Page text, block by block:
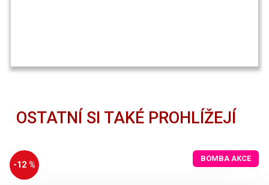
OSTATNÍ SI TAKÉ PROHLÍŽEJÍ
-12 %
BOMBA AKCE